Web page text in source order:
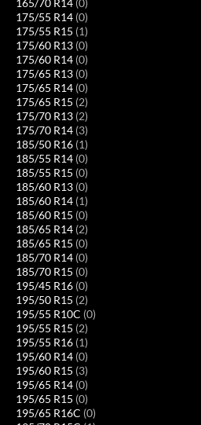
175/55 R14 (0)
175/55 R15 (1)
175/60 R13 (0)
175/60 R14 (0)
175/65 R13 (0)
175/65 R14 (0)
175/65 R15 (2)
175/70 R13 (2)
175/70 R14 (3)
185/50 R16 (1)
185/55 R14 (0)
185/55 R15 (0)
185/60 R13 (0)
185/60 R14 (1)
185/60 R15 (0)
185/65 R14 (2)
185/65 R15 (0)
185/70 R14 (0)
185/70 R15 (0)
195/45 R16 (0)
195/50 R15 (2)
195/55 R10C (0)
195/55 R15 (2)
195/55 R16 (1)
195/60 R14 (0)
195/60 R15 (3)
195/65 R14 (0)
195/65 R15 (0)
195/65 R16C (0)